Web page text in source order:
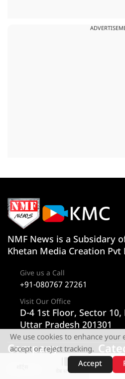
वेब स्टोरीज़
NMF News is a Subsidary
Khetan Media Creation Pvt
Give us a Call
+91-080767 27261
Visit Our Office
D-4 1st Floor, Sector 10,
Uttar Pradesh 201301
Company
न्यूज
We use cookies to enhance your
accept or reject tracking.
Accept